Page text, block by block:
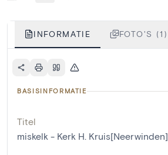
INFORMATIE FOTO'S (1)
BASISINFORMATIE
Titel
miskelk - Kerk H. Kruis[Neerwinden]